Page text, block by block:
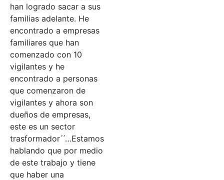
han logrado sacar a sus
familias adelante. He
encontrado a empresas
familiares que han
comenzado con 10
vigilantes y he
encontrado a personas
que comenzaron de
vigilantes y ahora son
dueños de empresas,
este es un sector
trasformador ́ ́…Estamos
hablando que por medio
de este trabajo y tiene
que haber una